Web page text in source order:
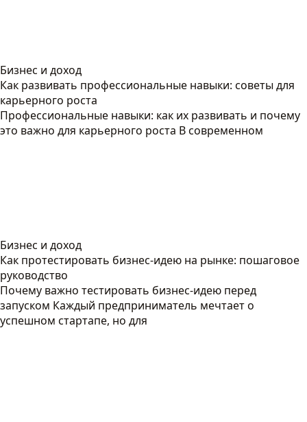
Бизнес и доход
Как развивать профессиональные навыки: советы для
карьерного роста
Профессиональные навыки: как их развивать и почему
это важно для карьерного роста В современном
Бизнес и доход
Как протестировать бизнес-идею на рынке: пошаговое
руководство
Почему важно тестировать бизнес-идею перед
запуском Каждый предприниматель мечтает о
успешном стартапе, но для